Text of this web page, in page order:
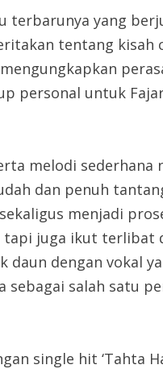
terbarunya yang
tentang kisah
personal untuk
melodi sederhana
dan penuh
menjadi
tapi juga ikut terlibat
dengan vokal
salah satu
single hit ‘Tahta